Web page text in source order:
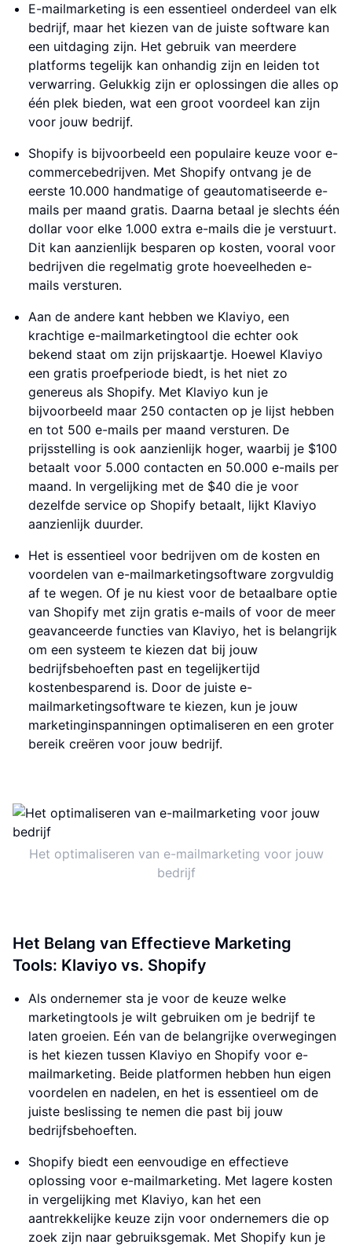
E-mailmarketing is een essentieel onderdeel van elk
bedrijf, maar het kiezen van de juiste software kan
een uitdaging zijn. Het gebruik van meerdere
platforms tegelijk kan onhandig zijn en leiden tot
verwarring. Gelukkig zijn er oplossingen die alles op
één plek bieden, wat een groot voordeel kan zijn
voor jouw bedrijf.
Shopify is bijvoorbeeld een populaire keuze voor e-
commercebedrijven. Met Shopify ontvang je de
eerste 10.000 handmatige of geautomatiseerde e-
mails per maand gratis. Daarna betaal je slechts één
dollar voor elke 1.000 extra e-mails die je verstuurt.
Dit kan aanzienlijk besparen op kosten, vooral voor
bedrijven die regelmatig grote hoeveelheden e-
mails versturen.
Aan de andere kant hebben we Klaviyo, een
krachtige e-mailmarketingtool die echter ook
bekend staat om zijn prijskaartje. Hoewel Klaviyo
een gratis proefperiode biedt, is het niet zo
genereus als Shopify. Met Klaviyo kun je
bijvoorbeeld maar 250 contacten op je lijst hebben
en tot 500 e-mails per maand versturen. De
prijsstelling is ook aanzienlijk hoger, waarbij je $100
betaalt voor 5.000 contacten en 50.000 e-mails per
maand. In vergelijking met de $40 die je voor
dezelfde service op Shopify betaalt, lijkt Klaviyo
aanzienlijk duurder.
Het is essentieel voor bedrijven om de kosten en
voordelen van e-mailmarketingsoftware zorgvuldig
af te wegen. Of je nu kiest voor de betaalbare optie
van Shopify met zijn gratis e-mails of voor de meer
geavanceerde functies van Klaviyo, het is belangrijk
om een systeem te kiezen dat bij jouw
bedrijfsbehoeften past en tegelijkertijd
kostenbesparend is. Door de juiste e-
mailmarketingsoftware te kiezen, kun je jouw
marketinginspanningen optimaliseren en een groter
bereik creëren voor jouw bedrijf.
Het optimaliseren van e-mailmarketing voor jouw
bedrijf
Het Belang van Effectieve Marketing
Tools: Klaviyo vs. Shopify
Als ondernemer sta je voor de keuze welke
marketingtools je wilt gebruiken om je bedrijf te
laten groeien. Eén van de belangrijke overwegingen
is het kiezen tussen Klaviyo en Shopify voor e-
mailmarketing. Beide platformen hebben hun eigen
voordelen en nadelen, en het is essentieel om de
juiste beslissing te nemen die past bij jouw
bedrijfsbehoeften.
Shopify biedt een eenvoudige en effectieve
oplossing voor e-mailmarketing. Met lagere kosten
in vergelijking met Klaviyo, kan het een
aantrekkelijke keuze zijn voor ondernemers die op
zoek zijn naar gebruiksgemak. Met Shopify kun je